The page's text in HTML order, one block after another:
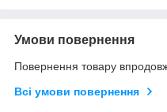
Умови повернення
Повернення товару
Всі умови повернення